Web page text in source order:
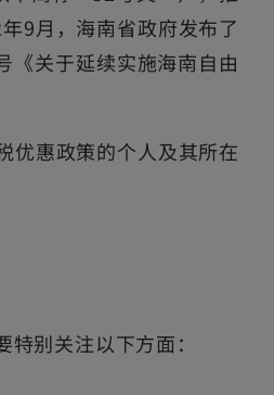
9月，海南省政府发布了
关于延续实施海南自由
优惠政策的个人及其所在
别关注以下方面：